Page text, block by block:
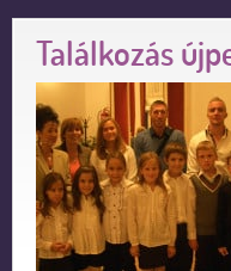
Találkozás